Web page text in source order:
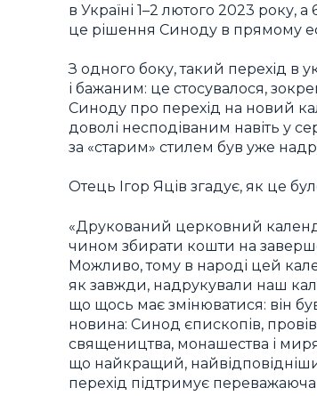
в Україні 1–2 лютого 2023 року,
це рішення Синоду в прямому
З одного боку, такий перехід в
і бажаним: це стосувалося,
Синоду про перехід на новий
доволі несподіваним навіть у
за «старим» стилем був уже
Отець Ігор Яців згадує, як це
«Друкований церковний
чином збирати кошти на
Можливо, тому в народі цей
як завжди, надрукували наш
що щось має змінюватися: він
новина: Синод єпископів,
священицтва, монашества і
що найкращий,
перехід підтримує переважаюча